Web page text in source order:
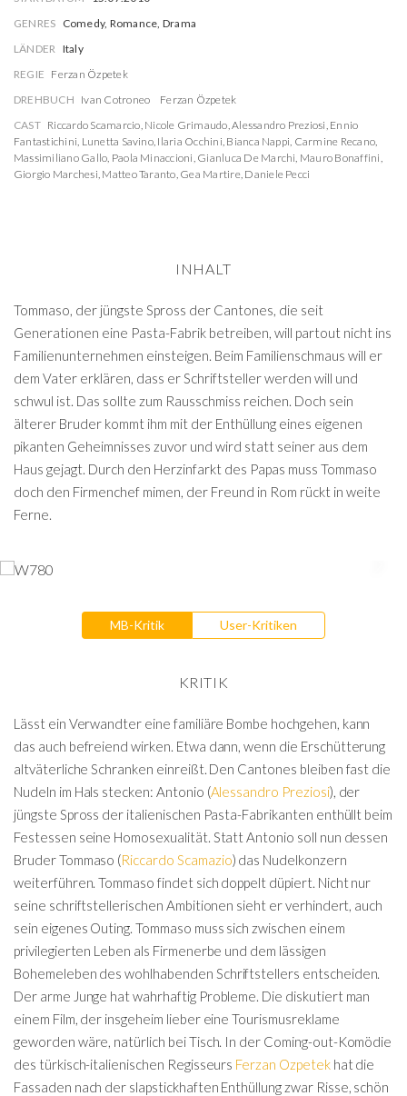
GENRES Comedy, Romance, Drama
LÄNDER Italy
REGIE Ferzan Özpetek
DREHBUCH Ivan Cotroneo
Ferzan Özpetek
CAST Riccardo Scamarcio, Nicole Grimaudo,Alessandro Preziosi, Ennio
Fantastichini, Lunetta Savino, Ilaria Occhini, Bianca Nappi, Carmine Recano,
Massimiliano Gallo, Paola Minaccioni, Gianluca De Marchi, Mauro Bonaffini,
Giorgio Marchesi, Matteo Taranto, Gea Martire, Daniele Pecci
INHALT
Tommaso, der jüngste Spross der Cantones, die seit
Generationen eine Pasta-Fabrik betreiben, will partout nicht ins
Familienunternehmen einsteigen. Beim Familienschmaus will er
dem Vater erklären, dass er Schriftsteller werden will und
schwul ist. Das sollte zum Rausschmiss reichen. Doch sein
älterer Bruder kommt ihm mit der Enthüllung eines eigenen
pikanten Geheimnisses zuvor und wird statt seiner aus dem
Haus gejagt. Durch den Herzinfarkt des Papas muss Tommaso
doch den Firmenchef mimen, der Freund in Rom rückt in weite
Ferne.
MB-Kritik User-Kritiken
KRITIK
Lässt ein Verwandter eine familiäre Bombe hochgehen, kann
das auch befreiend wirken. Etwa dann, wenn die Erschütterung
altväterliche Schranken einreißt. Den Cantones bleiben fast die
Nudeln im Hals stecken: Antonio (Alessandro Preziosi), der
jüngste Spross der italienischen Pasta-Fabrikanten enthüllt beim
Festessen seine Homosexualität. Statt Antonio soll nun dessen
Bruder Tommaso (Riccardo Scamazio) das Nudelkonzern
weiterführen. Tommaso findet sich doppelt düpiert. Nicht nur
seine schriftstellerischen Ambitionen sieht er verhindert, auch
sein eigenes Outing. Tommaso muss sich zwischen einem
privilegierten Leben als Firmenerbe und dem lässigen
Bohemeleben des wohlhabenden Schriftstellers entscheiden.
Der arme Junge hat wahrhaftig Probleme. Die diskutiert man
einem Film, der insgeheim lieber eine Tourismusreklame
geworden wäre, natürlich bei Tisch. In der Coming-out-Komödie
des türkisch-italienischen Regisseurs Ferzan Ozpetekhat die
Fassaden nach der slapstickhaften Enthüllung zwar Risse, schön